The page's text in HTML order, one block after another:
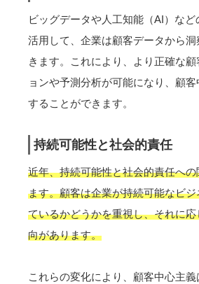
ビッグデータや人工知能（AI）な
活用して、企業は顧客データから
きます。これにより、より正確な
ョンや予測分析が可能になり、顧
することができます。
持続可能性と社会的責任
近年、持続可能性と社会的責任へ
ます。顧客は企業が持続可能なビ
ているかどうかを重視し、それに
向があります。
これらの変化により、顧客中心主